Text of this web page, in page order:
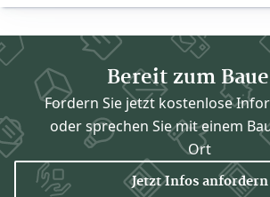
Bereit zum
Fordern Sie jetzt kostenlose
oder sprechen Sie mit einem
Ort
Jetzt Infos anfordern